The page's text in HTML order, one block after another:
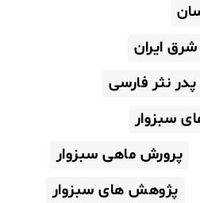
ایران
پدر نثر فارسی
سبزوار
پرورش ماهی سبزوار
پژوهش های سبزوار